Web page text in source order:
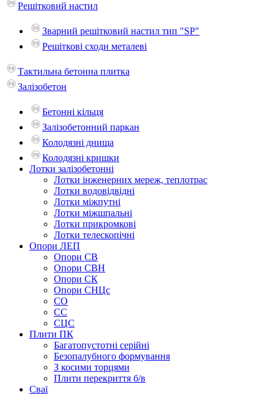
Решітковий настил
Зварний решітковий настил тип "SP"
Решіткові сходи металеві
Тактильна бетонна плитка
Залізобетон
Бетонні кільця
Залізобетонний паркан
Колодязні днища
Колодязні кришки
Лотки залізобетонні
Лотки інженерних мереж, теплотрас
Лотки водовідвідні
Лотки міжпутні
Лотки міжшпальні
Лотки прикромкові
Лотки телескопічні
Опори ЛЕП
Опори СВ
Опори СВН
Опори СК
Опори СНЦс
СО
СС
СЦС
Плити ПК
Багатопустотні серійні
Безопалубного формування
З косими торцями
Плити перекриття б/в
Сваї